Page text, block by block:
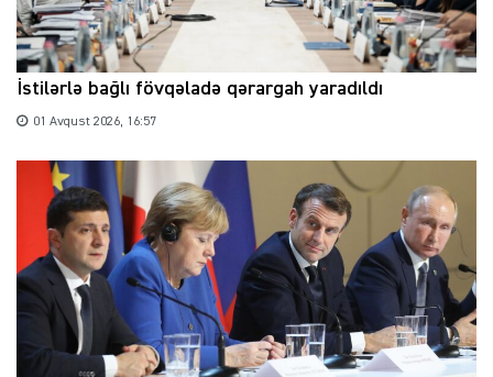
İstilərlə bağlı fövqəladə qərargah yaradıldı
01 Avqust 2026, 16:57